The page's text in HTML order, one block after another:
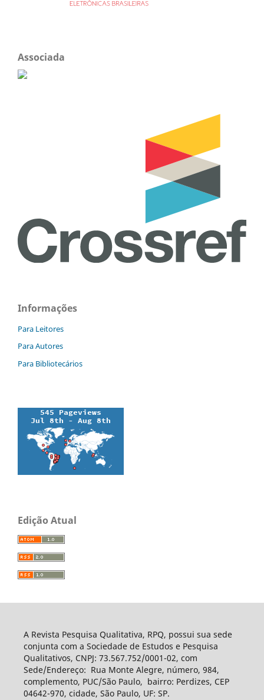
Associada
Informações
Para Leitores
Para Autores
Para Bibliotecários
Edição Atual
A Revista Pesquisa Qualitativa, RPQ, possui sua sede
conjunta com a Sociedade de Estudos e Pesquisa
Qualitativos, CNPJ: 73.567.752/0001-02, com
Sede/Endereço: Rua Monte Alegre, número, 984,
complemento, PUC/São Paulo, bairro: Perdizes, CEP
04642-970, cidade, São Paulo, UF: SP.